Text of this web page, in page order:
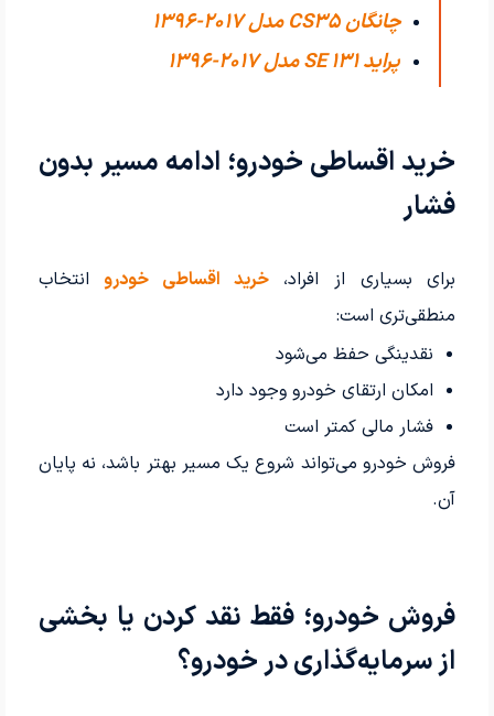
چانگان CS35 مدل 2017-1396
پراید 131 SE مدل 2017-1396
خرید اقساطی خودرو؛ ادامه مسیر بدون
فشار
برای بسیاری از افراد،خرید اقساطی خودروانتخاب
منطقی‌تری است:
نقدینگی حفظ می‌شود
امکان ارتقای خودرو وجود دارد
فشار مالی کمتر است
فروش خودرو می‌تواند شروع یک مسیر بهتر باشد، نه پایان
آن.
فروش خودرو؛ فقط نقد کردن یا بخشی
از سرمایه‌گذاری در خودرو؟